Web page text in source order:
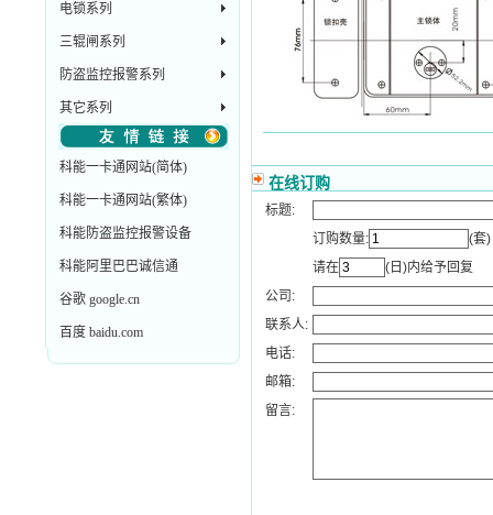
电锁系列
三辊闸系列
防盗监控报警系列
其它系列
科能一卡通网站(简体)
科能一卡通网站(繁体)
科能防盗监控报警设备
科能阿里巴巴诚信通
谷歌 google.cn
百度 baidu.com
在线订购
标题:
订购数量:
(套)
请在
(日)内给予回复
公司:
联系人:
电话:
邮箱:
留言: